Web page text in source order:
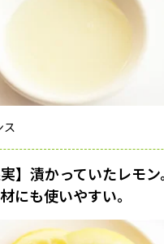
ス
】漬かっていたレモ
にも使いやすい。